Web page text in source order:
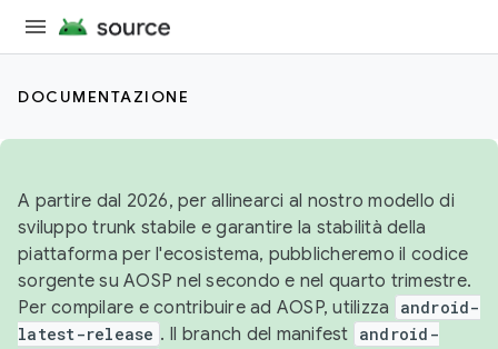
DOCUMENTAZIONE
A partire dal 2026, per allinearci al nostro modello di
sviluppo trunk stabile e garantire la stabilità della
piattaforma per l'ecosistema, pubblicheremo il codice
sorgente su AOSP nel secondo e nel quarto trimestre.
Per compilare e contribuire ad AOSP, utilizza
android-
latest-release . Il branch del manifest android-